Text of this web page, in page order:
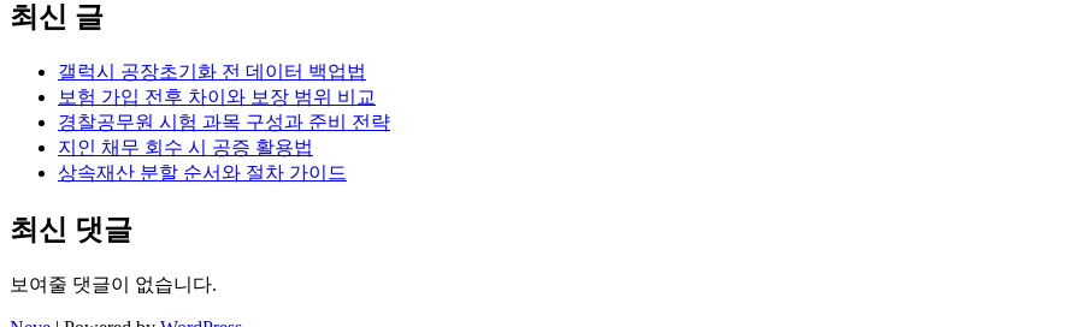
최신 글
갤럭시 공장초기화 전 데이터 백업법
보험 가입 전후 차이와 보장 범위 비교
경찰공무원 시험 과목 구성과 준비 전략
지인 채무 회수 시 공증 활용법
상속재산 분할 순서와 절차 가이드
최신 댓글
보여줄 댓글이 없습니다.